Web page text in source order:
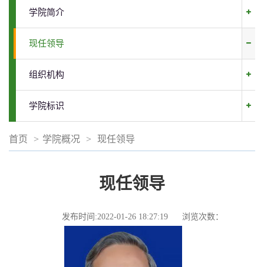
学院简介
现任领导
组织机构
学院标识
首页 > 学院概况 > 现任领导
现任领导
发布时间:2022-01-26 18:27:19 浏览次数：